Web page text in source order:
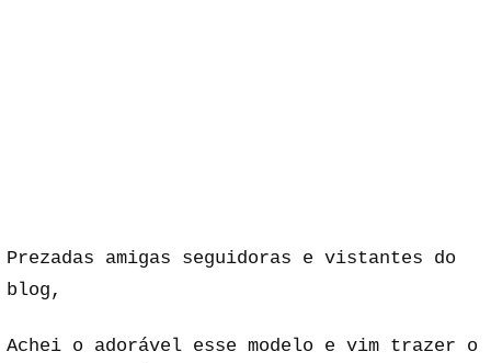
Prezadas amigas seguidoras e vistantes do
blog,
Achei o adorável esse modelo e vim trazer o